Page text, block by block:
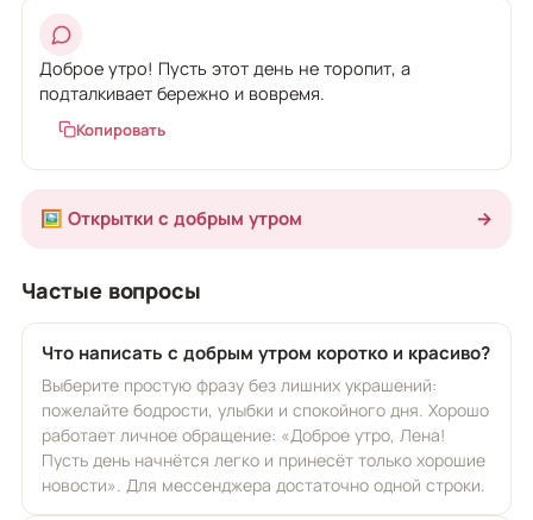
Доброе утро! Пусть этот день не торопит, а
подталкивает бережно и вовремя.
Копировать
🖼️ Открытки с добрым утром →
Частые вопросы
Что написать с добрым утром коротко и красиво?
Выберите простую фразу без лишних украшений:
пожелайте бодрости, улыбки и спокойного дня. Хорошо
работает личное обращение: «Доброе утро, Лена!
Пусть день начнётся легко и принесёт только хорошие
новости». Для мессенджера достаточно одной строки.